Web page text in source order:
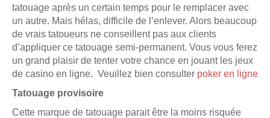
tatouage après un certain temps pour le remplacer avec
un autre. Mais hélas, difficile de l’enlever. Alors beaucoup
de vrais tatoueurs ne conseillent pas aux clients
d’appliquer ce tatouage semi-permanent. Vous vous ferez
un grand plaisir de tenter votre chance en jouant les jeux
de casino en ligne. Veuillez bien consulter poker en ligne
Tatouage provisoire
Cette marque de tatouage parait être la moins risquée